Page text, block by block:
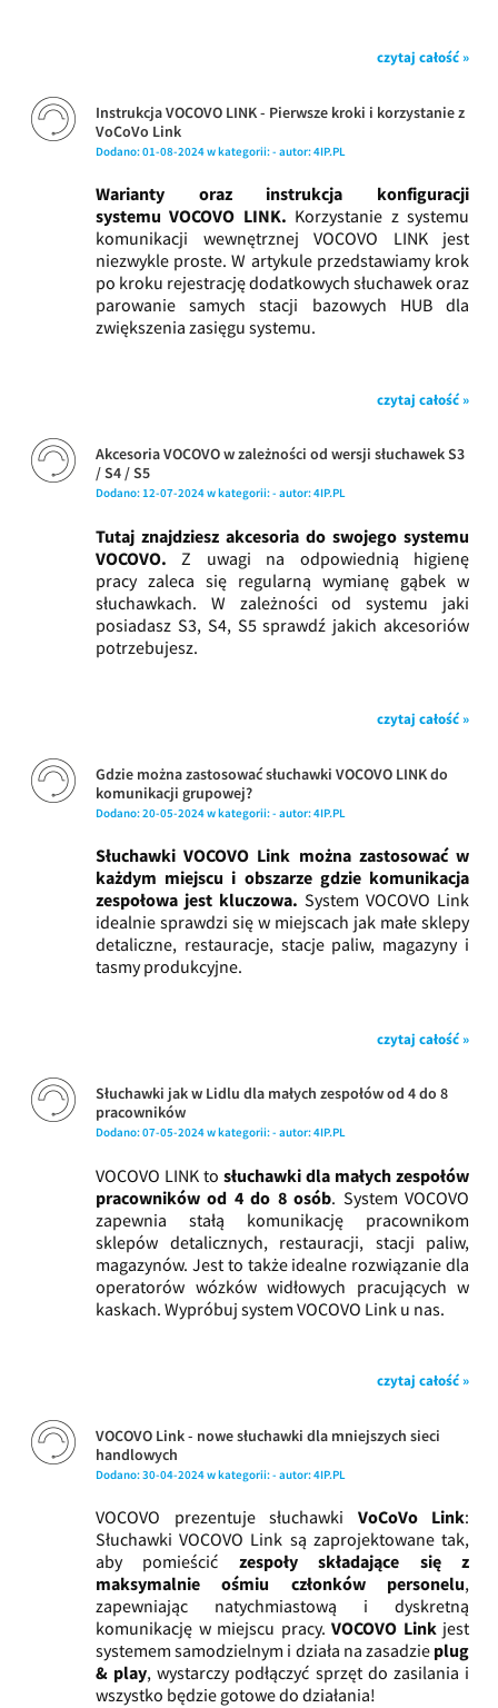
czytaj całość »
Instrukcja VOCOVO LINK - Pierwsze kroki i korzystanie z
VoCoVo Link
Dodano:01-08-2024w kategorii:- autor:4IP.PL
Warianty oraz instrukcja konfiguracji
systemu VOCOVO LINK. Korzystanie z systemu
komunikacji wewnętrznej VOCOVO LINK jest
niezwykle proste. W artykule przedstawiamy krok
po kroku rejestrację dodatkowych słuchawek oraz
parowanie samych stacji bazowych HUB dla
zwiększenia zasięgu systemu.
czytaj całość »
Akcesoria VOCOVO w zależności od wersji słuchawek S3
/ S4 / S5
Dodano:12-07-2024w kategorii:- autor:4IP.PL
Tutaj znajdziesz akcesoria do swojego systemu
VOCOVO. Z uwagi na odpowiednią higienę
pracy zaleca się regularną wymianę gąbek w
słuchawkach. W zależności od systemu jaki
posiadasz S3, S4, S5 sprawdź jakich akcesoriów
potrzebujesz.
czytaj całość »
Gdzie można zastosować słuchawki VOCOVO LINK do
komunikacji grupowej?
Dodano:20-05-2024w kategorii:- autor:4IP.PL
Słuchawki VOCOVO Link można zastosować w
każdym miejscu i obszarze gdzie komunikacja
zespołowa jest kluczowa. System VOCOVO Link
idealnie sprawdzi się w miejscach jak małe sklepy
detaliczne, restauracje, stacje paliw, magazyny i
tasmy produkcyjne.
czytaj całość »
Słuchawki jak w Lidlu dla małych zespołów od 4 do 8
pracowników
Dodano:07-05-2024w kategorii:- autor:4IP.PL
VOCOVO LINK to słuchawki dla małych zespołów
pracowników od 4 do 8 osób. System VOCOVO
zapewnia stałą komunikację pracownikom
sklepów detalicznych, restauracji, stacji paliw,
magazynów. Jest to także idealne rozwiązanie dla
operatorów wózków widłowych pracujących w
kaskach. Wypróbuj system VOCOVO Link u nas.
czytaj całość »
VOCOVO Link - nowe słuchawki dla mniejszych sieci
handlowych
Dodano:30-04-2024w kategorii:- autor:4IP.PL
VOCOVO prezentuje słuchawki VoCoVo Link:
Słuchawki VOCOVO Link są zaprojektowane tak,
aby pomieścić zespoły składające się z
maksymalnie ośmiu członków personelu,
zapewniając natychmiastową i dyskretną
komunikację w miejscu pracy. VOCOVO Linkjest
systemem samodzielnym i działa na zasadzie plug
& play, wystarczy podłączyć sprzęt do zasilania i
wszystko będzie gotowe do działania!